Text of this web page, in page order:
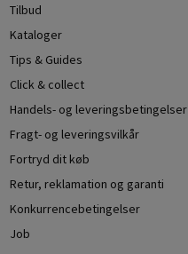
Tilbud
Kataloger
Tips & Guides
Click & collect
Handels- og leveringsbetingelser
Fragt- og leveringsvilkår
Fortryd dit køb
Retur, reklamation og garanti
Konkurrencebetingelser
Job